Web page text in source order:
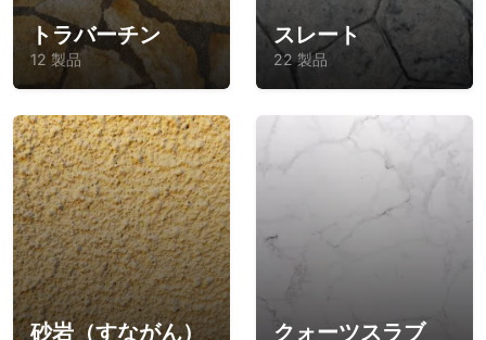
トラバーチン
12 製品
スレート
22 製品
砂岩（すながん） クォーツスラブ